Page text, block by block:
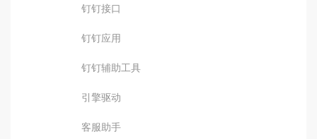
钉钉接口
钉钉应用
钉钉辅助工具
引擎驱动
客服助手